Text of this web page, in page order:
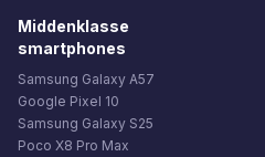
Middenklasse
smartphones
Samsung Galaxy A57
Google Pixel 10
Samsung Galaxy S25
Poco X8 Pro Max